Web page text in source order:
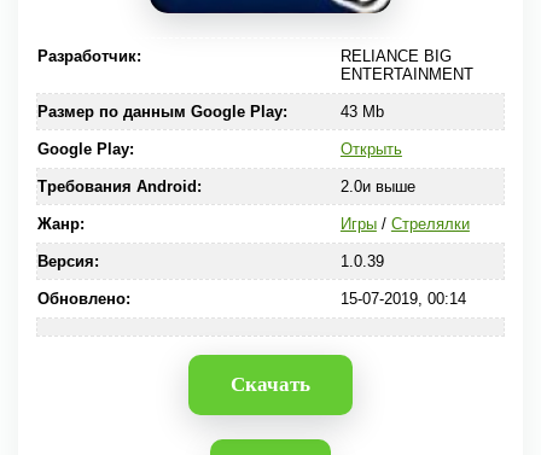
Разработчик:
RELIANCE BIG
ENTERTAINMENT
Размер по данным Google Play: 43 Mb
Google Play: Открыть
Требования Android: 2.0и выше
Жанр: Игры/ Стрелялки
Версия: 1.0.39
Обновлено: 15-07-2019, 00:14
Скачать